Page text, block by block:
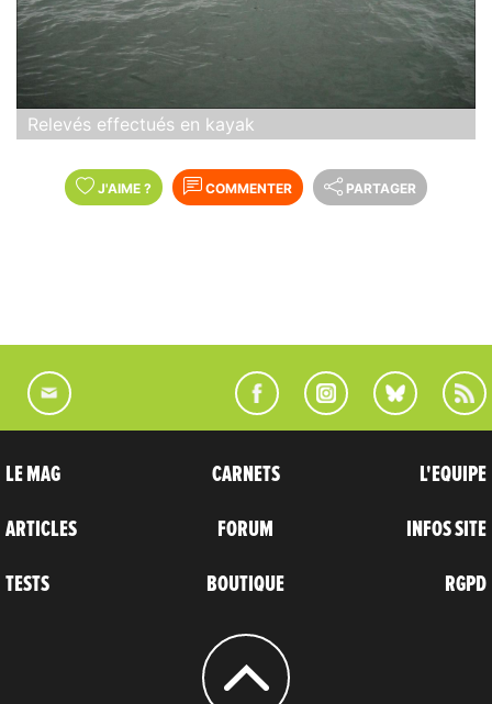
Relevés effectués en kayak
J'AIME ? COMMENTER PARTAGER
LE MAG
ARTICLES
TESTS
CARNETS
FORUM
BOUTIQUE
L'EQUIPE
INFOS SITE
RGPD